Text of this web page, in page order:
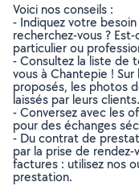
Voici nos conseils :
- Indiquez votre
recherchez-vous ?
particulier ou
- Consultez la liste de
vous à Chantepie !
proposés, les photos
laissés par leurs clients.
- Conversez avec les
pour des échanges
- Du contrat de
par la prise de rendez-
factures : utilisez nos
prestation.